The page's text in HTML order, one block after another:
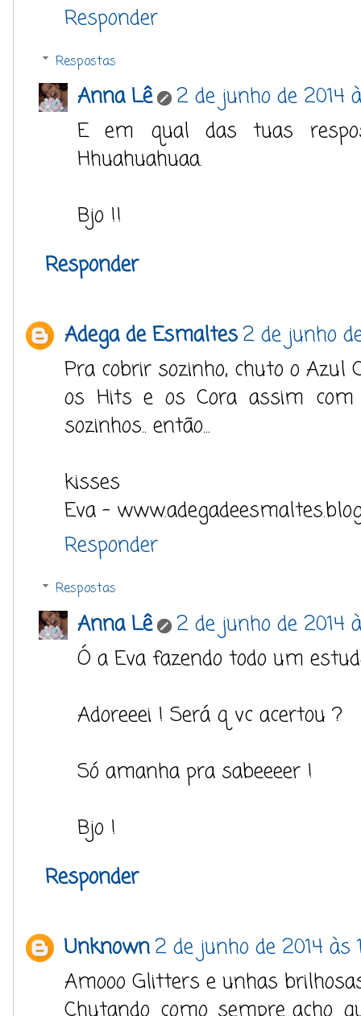
Responder
Respostas
Anna Lê
2 de junho de 2014
E em qual das tuas
Hhuahuahuaa.
Bjo !!
Responder
Adega de Esmaltes2 de junho
Pra cobrir sozinho, chuto o Azul
os Hits e os Cora assim
sozinhos.. então...
kisses
Eva -
Responder
Respostas
Anna Lê
2 de junho de 2014
Ó a Eva fazendo todo um
Adoreeei ! Será q vc acertou ?
Só amanha pra sabeeeer !
Bjo !
Responder
Unknown2 de junho de 2014 às
Amooo Glitters e unhas